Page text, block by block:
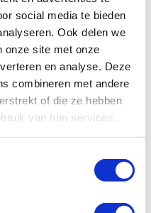
social media te bieden
Ook delen we
onze site met onze
en analyse. Deze
combineren met andere
of die ze hebben
van hun services.